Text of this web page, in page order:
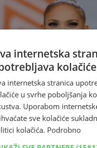
JENNIFER
je nedavno
internetska
internetska stranica
u svrhe poboljšanja
Uporabom
sve kolačiće
kolačića. Podrobno